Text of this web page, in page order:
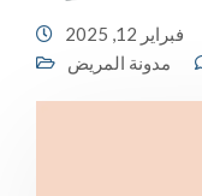
فبراير 12, 2025
مدونة المريض